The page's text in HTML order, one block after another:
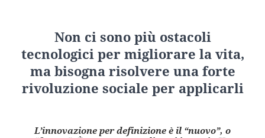
Non ci sono più ostacoli
tecnologici per migliorare la vita,
ma bisogna risolvere una forte
rivoluzione sociale per applicarli
L’innovazione per definizione è il “nuovo”, o